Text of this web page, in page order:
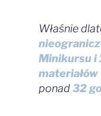
Właśnie
Minikursu i
ponad32